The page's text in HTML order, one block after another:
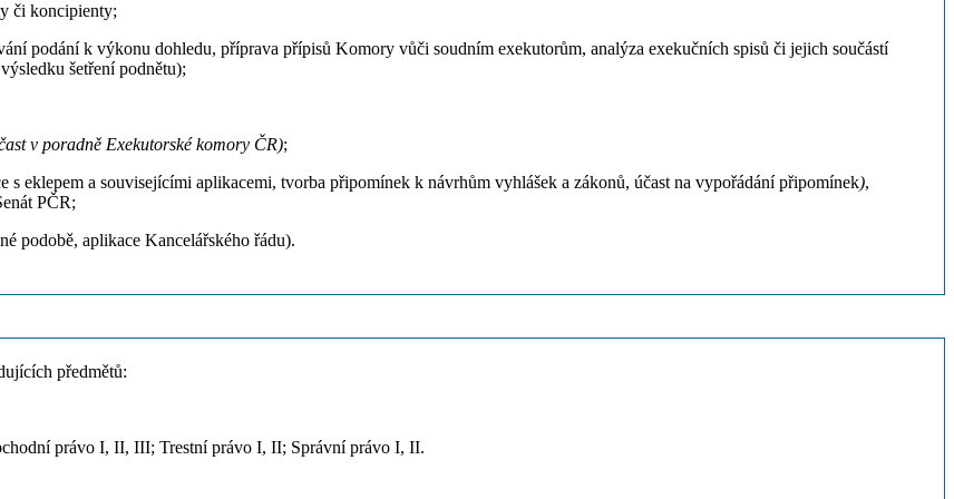
či koncipienty;
podání k výkonu dohledu, příprava přípisů Komory vůči soudním exekutorům, analýza exekučních spisů či jejich součástí
šetření podnětu);
v poradně Exekutorské komory ČR);
s eklepem a souvisejícími aplikacemi, tvorba připomínek k návrhům vyhlášek a zákonů, účast na vypořádání připomínek),
PČR;
podobě, aplikace Kancelářského řádu).
předmětů:
právo I, II, III; Trestní právo I, II; Správní právo I, II.